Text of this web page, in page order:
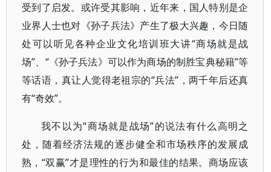
受到了启发。或许受其影响，近年来，国人特别是企
业界人士也对《孙子兵法》产生了极大兴趣，今日随
处可以听见各种企业文化培训班大讲“商场就是战
场”、“《孙子兵法》可以作为商场的制胜宝典秘籍”等
等话语，真让人觉得老祖宗的“兵法”，两千年后还真
有“奇效”。
我不以为“商场就是战场”的说法有什么高明之
处，随着经济法规的逐步健全和市场秩序的发展成
熟，“双赢”才是理性的行为和最佳的结果。商场应该